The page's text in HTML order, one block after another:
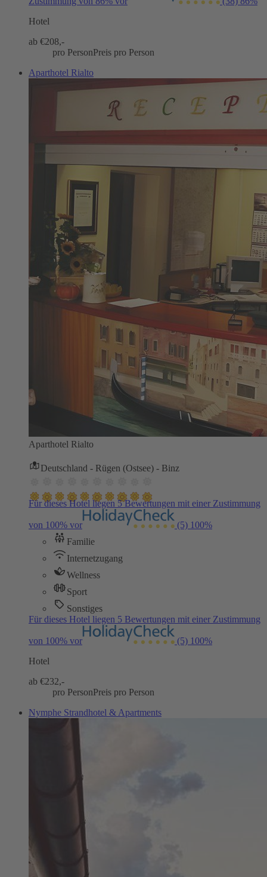
Hotel
ab €208,-
pro PersonPreis pro Person
Aparthotel Rialto
Aparthotel Rialto
Deutschland - Rügen (Ostsee) - Binz
Für dieses Hotel liegen 5 Bewertungen mit einer Zustimmung
von 100% vor (5) 100%
Familie
Internetzugang
Wellness
Sport
Sonstiges
Für dieses Hotel liegen 5 Bewertungen mit einer Zustimmung
von 100% vor (5) 100%
Hotel
ab €232,-
pro PersonPreis pro Person
Nymphe Strandhotel & Apartments